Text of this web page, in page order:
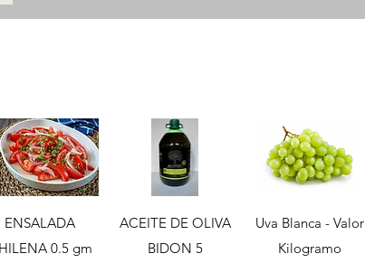
Vista rápida
ENSALADA
0.5 gm
Vista rápida
ACEITE DE OLIVA
BIDON 5
Vista rápida
Uva Blanca - Valor
Kilogramo